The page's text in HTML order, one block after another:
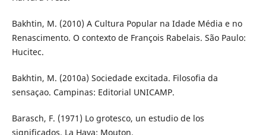
Bakhtin, M. (2010) A Cultura Popular na Idade Média e no
Renascimento. O contexto de François Rabelais. São Paulo:
Hucitec.
Bakhtin, M. (2010a) Sociedade excitada. Filosofia da
sensaçao. Campinas: Editorial UNICAMP.
Barasch, F. (1971) Lo grotesco, un estudio de los
significados. La Haya: Mouton.